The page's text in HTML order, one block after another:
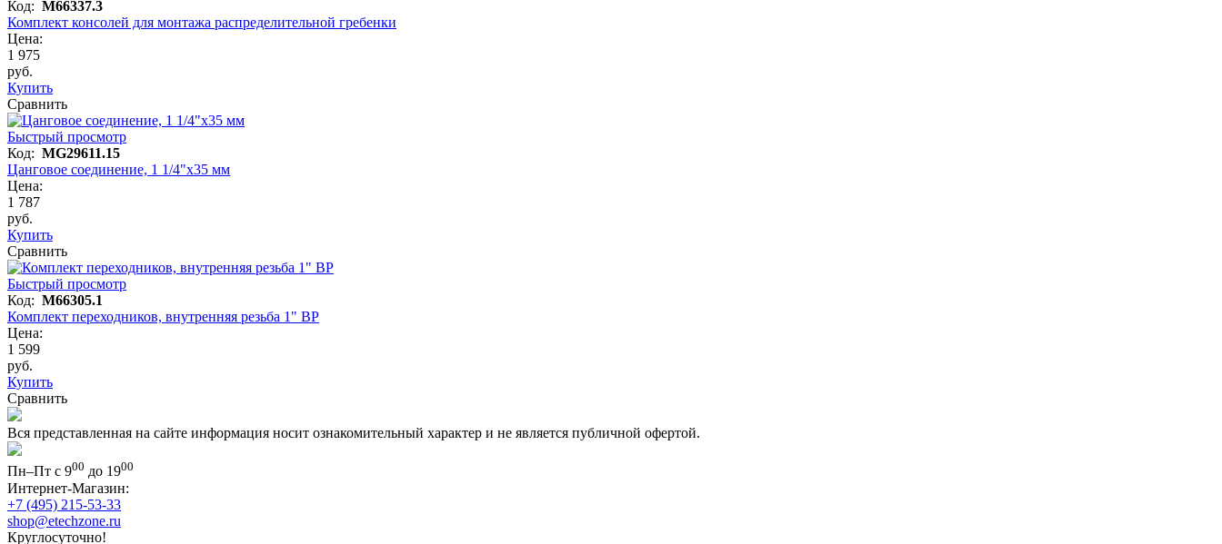
Код: M66337.3
Комплект консолей для монтажа распределительной гребенки
Цена:
1 975
руб.
Купить
Сравнить
Быстрый просмотр
Код: MG29611.15
Цанговое соединение, 1 1/4"х35 мм
Цена:
1 787
руб.
Купить
Сравнить
Быстрый просмотр
Код: M66305.1
Комплект переходников, внутренняя резьба 1" ВР
Цена:
1 599
руб.
Купить
Сравнить
Вся представленная на сайте информация носит ознакомительный характер и не является публичной офертой.
Пн–Пт с 900 до 1900
Интернет-Магазин:
+7 (495) 215-53-33
shop@etechzone.ru
Круглосуточно!